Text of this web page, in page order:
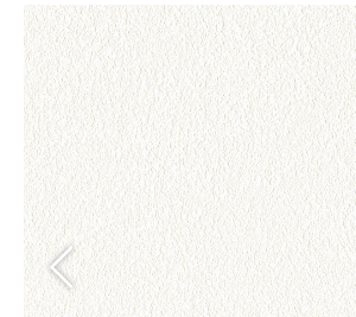
商品を探す
商品を探す トップ
壁紙
カーテン
床材
ブランド・コレクション
Lilycolor Coordinate 着せ替えシミュレーション
カタログ一覧
カタログ一覧 トップ
壁紙
カーテン
床材
サステナブル商品
施工事例
施工事例 トップ
医療・福祉施設
ホテル・オフィス・店舗
リリカラノート